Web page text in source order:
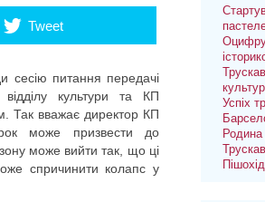
Tweet
сесію питання передачі
культури та КП
Так вважає директор КП
може призвести до
може вийти так, що ці
спричинити колапс у
Успіх
Родина